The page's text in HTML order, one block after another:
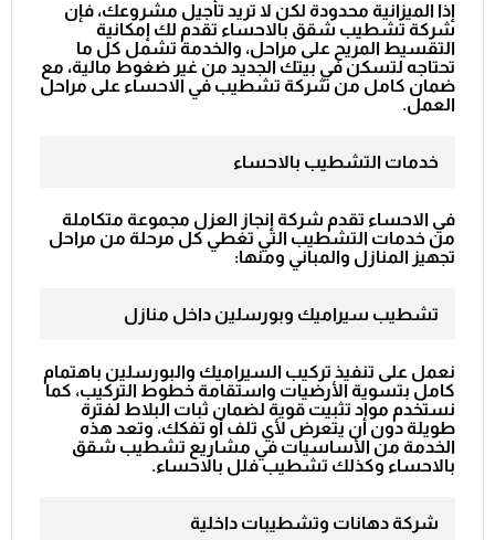
إذا الميزانية محدودة لكن لا تريد تأجيل مشروعك، فإن
شركة تشطيب شقق بالاحساء تقدم لك إمكانية
التقسيط المريح على مراحل، والخدمة تشمل كل ما
تحتاجه لتسكن في بيتك الجديد من غير ضغوط مالية، مع
ضمان كامل من شركة تشطيب في الاحساء على مراحل
العمل.
خدمات التشطيب بالاحساء
في الاحساء تقدم شركة إنجاز العزل مجموعة متكاملة
من خدمات التشطيب التي تغطي كل مرحلة من مراحل
تجهيز المنازل والمباني ومنها:
تشطيب سيراميك وبورسلين داخل منازل
نعمل على تنفيذ تركيب السيراميك والبورسلين باهتمام
كامل بتسوية الأرضيات واستقامة خطوط التركيب، كما
نستخدم مواد تثبيت قوية لضمان ثبات البلاط لفترة
طويلة دون أن يتعرض لأي تلف أو تفكك، وتعد هذه
الخدمة من الأساسيات في مشاريع تشطيب شقق
بالاحساء وكذلك تشطيب فلل بالاحساء.
شركة دهانات وتشطيبات داخلية